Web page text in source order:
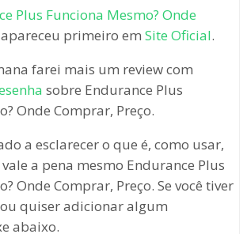
Plus Funciona Mesmo? Onde
apareceu primeiro em Site Oficial.
farei mais um review com
sobre Endurance Plus
Onde Comprar, Preço.
a esclarecer o que é, como usar,
a pena mesmo Endurance Plus
Onde Comprar, Preço. Se você tiver
quiser adicionar algum
abaixo.